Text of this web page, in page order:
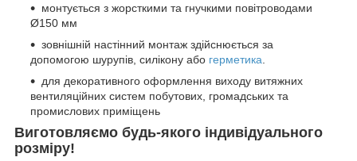
монтується з жорсткими та гнучкими повітроводами
Ø150 мм
зовнішній настінний монтаж здійснюється за
допомогою шурупів, силікону або герметика
для декоративного оформлення виходу витяжних
вентиляційних систем побутових, громадських та
промислових приміщень
Виготовляємо будь-якого індивідуального
розміру!